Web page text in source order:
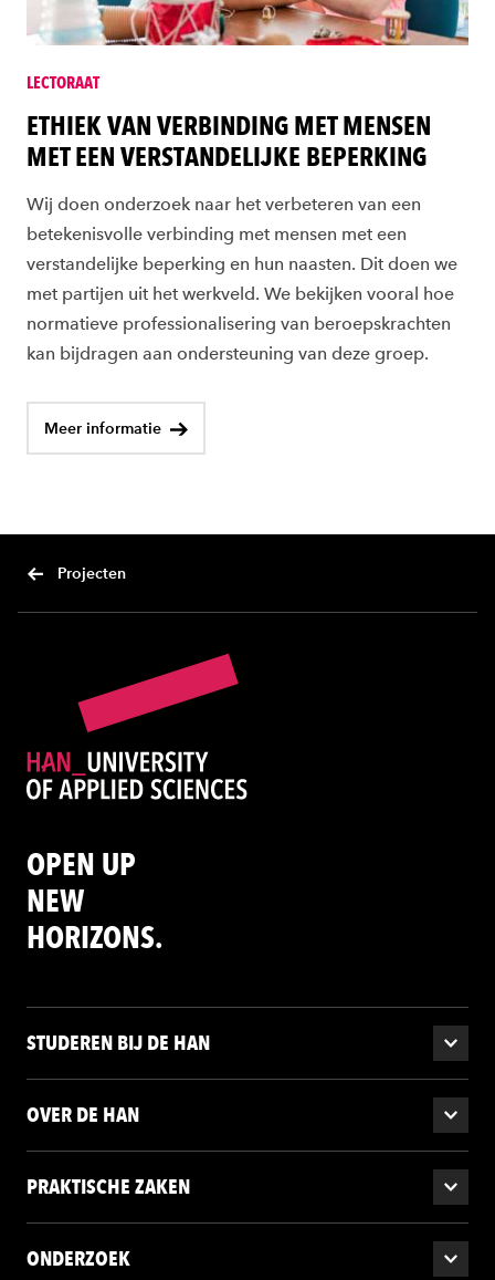
LECTORAAT
ETHIEK VAN VERBINDING MET MENSEN
MET EEN VERSTANDELIJKE BEPERKING
Wij doen onderzoek naar het verbeteren van een
betekenisvolle verbinding met mensen met een
verstandelijke beperking en hun naasten. Dit doen we
met partijen uit het werkveld. We bekijken vooral hoe
normatieve professionalisering van beroepskrachten
kan bijdragen aan ondersteuning van deze groep.
Meer informatie
Projecten
OPEN UP
NEW
HORIZONS.
STUDEREN BIJ DE HAN
OVER DE HAN
PRAKTISCHE ZAKEN
ONDERZOEK